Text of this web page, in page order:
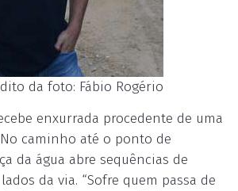
da foto: Fábio Rogério
enxurrada procedente de uma
caminho até o ponto de
da água abre sequências de
da via. “Sofre quem passa de